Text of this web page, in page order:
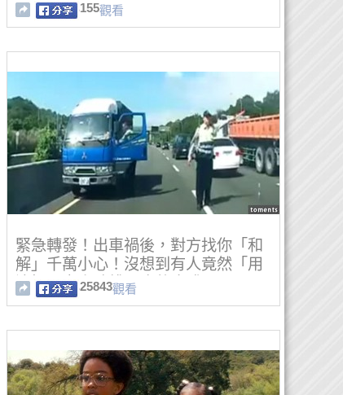
155觀看
緊急轉發！出車禍後，對方找你「和
解」千萬小心！沒想到有人竟然「用
這招」害人賠錢....真的太賤了！
25843觀看